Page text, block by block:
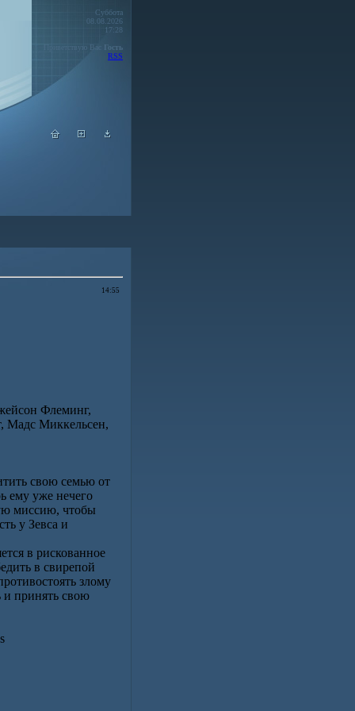
Суббота
08.08.2026
17:28
Приветствую Вас
Гость
RSS
14:55
Флеминг,
Мадс Миккельсен,
свою семью от
ему уже нечего
миссию, чтобы
у Зевса и
в рискованное
в свирепой
злому
и принять свою